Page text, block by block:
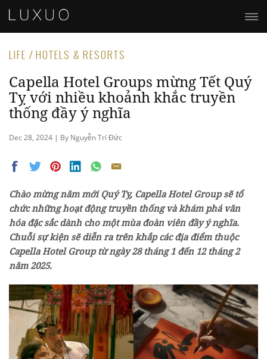
LIFE / HOTELS & RESORTS
Capella Hotel Groups mừng Tết Quý
Tỵ với nhiều khoảnh khắc truyền
thống đầy ý nghĩa
Dec 28, 2024 | By Nguyễn Trí Đức
Chào mừng năm mới Quý Tỵ, Capella Hotel Groupsẽ tổ
chức những hoạt động truyền thống và khám phá văn
hóa đặc sắc dành chomột mùa đoàn viên đầy ý nghĩa.
Chuỗi sự kiện sẽ diễn ra trên khắp các địa điểm thuộc
Capella Hotel Group từ ngày 28 tháng 1 đến 12 tháng 2
năm 2025.